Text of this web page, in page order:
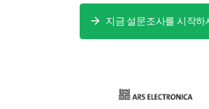
지금 설문조사를 시작하